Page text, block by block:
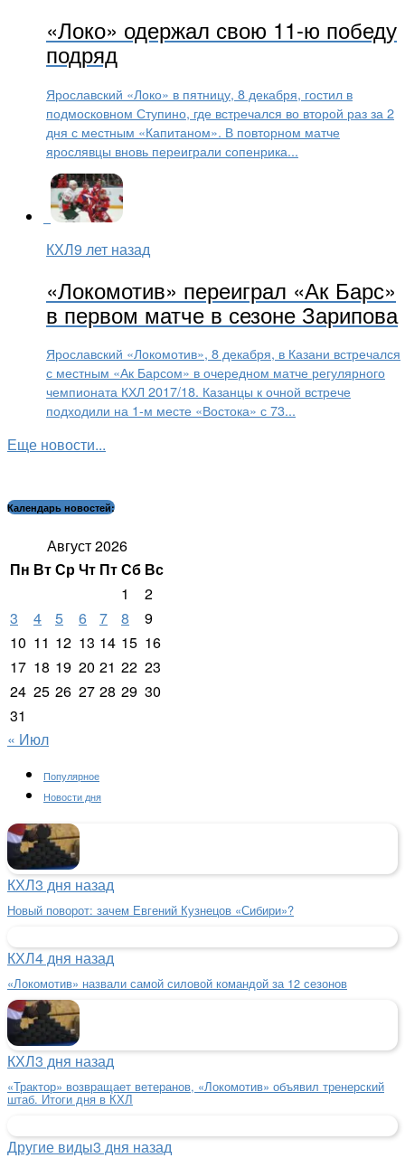
«Локо» одержал свою 11-ю победу
подряд
Ярославский «Локо» в пятницу, 8 декабря, гостил в
подмосковном Ступино, где встречался во второй раз за 2
дня с местным «Капитаном». В повторном матче
ярослявцы вновь переиграли сопенрика...
КХЛ9 лет назад
«Локомотив» переиграл «Ак Барс»
в первом матче в сезоне Зарипова
Ярославский «Локомотив», 8 декабря, в Казани встречался
с местным «Ак Барсом» в очередном матче регулярного
чемпионата КХЛ 2017/18. Казанцы к очной встрече
подходили на 1-м месте «Востока» с 73...
Еще новости...
Календарь новостей:
Август 2026
Пн ВтСрЧт ПтСб Вс
1
2
3
4 5 6 7 8
9
10 11 12 13 14 15 16
17 18 19 20 21 22 23
24 25 26 27 28 29 30
31
« Июл
Популярное
Новости дня
КХЛ3 дня назад
Новый поворот: зачем Евгений Кузнецов «Сибири»?
КХЛ4 дня назад
«Локомотив» назвали самой силовой командой за 12 сезонов
КХЛ3 дня назад
«Трактор» возвращает ветеранов, «Локомотив» объявил тренерский
штаб. Итоги дня в КХЛ
Другие виды3 дня назад